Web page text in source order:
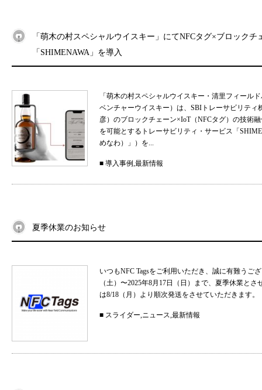
「萌木の村スペシャルウイスキー」にてNFCタグ×ブロックチ
「SHIMENAWA」を導入
「萌木の村スペシャルウイスキー・清里フィール
ベンチャーウイスキー）は、SBIトレーサビリテ
彦）のブロックチェーン×IoT（NFCタグ）の技術
を可能とするトレーサビリティ・サービス「
めなわ）」）を...
■ 導入事例,最新情報
夏季休業のお知らせ
いつもNFC Tagsをご利用いただき、誠に有難う
（土）〜2025年8月17日（日）まで、夏季休業と
は8/18（月）より順次発送をさせていただきま
■ スライダー,ニュース,最新情報